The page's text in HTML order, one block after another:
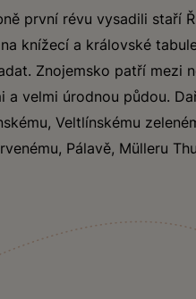
první révu vysadili staří
knížecí a královské
Znojemsko patří mezi
a velmi úrodnou půdou.
Veltlínskému
Pálavě, Mülleru